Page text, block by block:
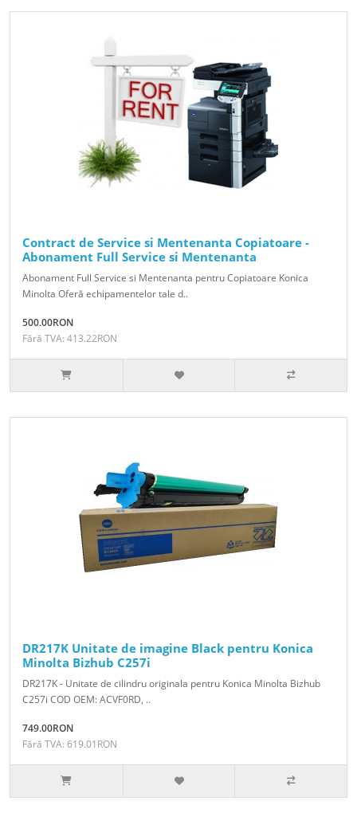
Contract de Service si Mentenanta Copiatoare -
Abonament Full Service si Mentenanta
Abonament Full Service si Mentenanta pentru Copiatoare Konica
Minolta Oferă echipamentelor tale d..
500.00RON
Fără TVA: 413.22RON
DR217K Unitate de imagine Black pentru Konica
Minolta Bizhub C257i
DR217K - Unitate de cilindru originala pentru Konica Minolta Bizhub
C257i COD OEM: ACVF0RD, ..
749.00RON
Fără TVA: 619.01RON